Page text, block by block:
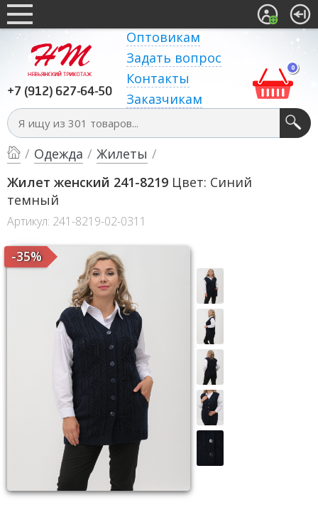
+7 (912) 627-64-50
Оптовикам
Задать вопрос
Контакты
Заказчикам
0
/ Одежда / Жилеты /
Жилет женский 241-8219 Цвет: Синий
темный
Артикул: 241-8219-02-0311
-35%